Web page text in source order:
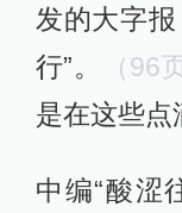
发的大字
行”。
（96
是在这些点
中编“酸涩